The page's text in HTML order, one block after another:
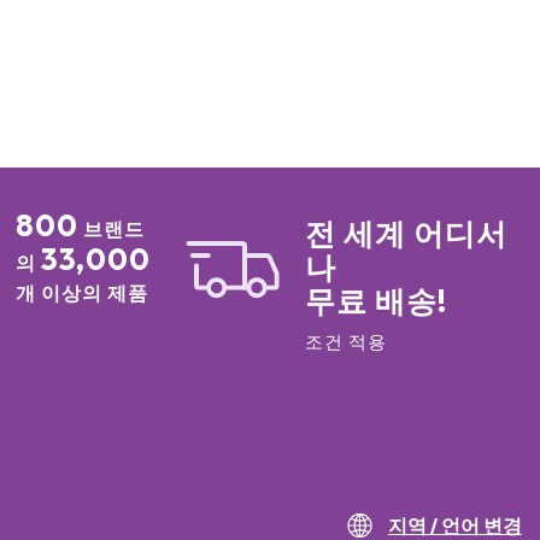
800 브랜드
의 33,000
개 이상의 제품
전 세계 어디서
나
무료 배송!
조건 적용
지역 / 언어 변경